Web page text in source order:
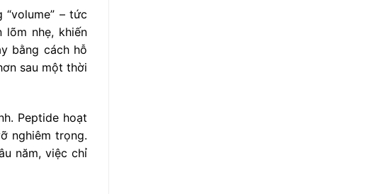
– tức
nhẹ, khiến
bằng cách hỗ
sau một thời
Peptide hoạt
nghiêm trọng.
năm, việc chỉ